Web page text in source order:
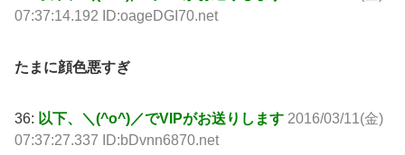
07:37:14.192 ID:oageDGI70.net
たまに顔色悪すぎ
36: 以下、＼(^o^)／でVIPがお送りします 2016/03/11(金)
07:37:27.337 ID:bDvnn6870.net